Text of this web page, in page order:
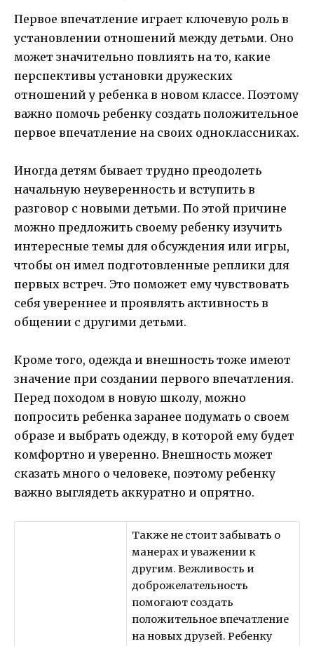
Первое впечатление играет ключевую роль в
установлении отношений между детьми. Оно
может значительно повлиять на то, какие
перспективы установки дружеских
отношений у ребенка в новом классе. Поэтому
важно помочь ребенку создать положительное
первое впечатление на своих одноклассниках.
Иногда детям бывает трудно преодолеть
начальную неуверенность и вступить в
разговор с новыми детьми. По этой причине
можно предложить своему ребенку изучить
интересные темы для обсуждения или игры,
чтобы он имел подготовленные реплики для
первых встреч. Это поможет ему чувствовать
себя увереннее и проявлять активность в
общении с другими детьми.
Кроме того, одежда и внешность тоже имеют
значение при создании первого впечатления.
Перед походом в новую школу, можно
попросить ребенка заранее подумать о своем
образе и выбрать одежду, в которой ему будет
комфортно и уверенно. Внешность может
сказать много о человеке, поэтому ребенку
важно выглядеть аккуратно и опрятно.
Также не стоит забывать о
манерах и уважении к
другим. Вежливость и
доброжелательность
помогают создать
положительное впечатление
на новых друзей. Ребенку